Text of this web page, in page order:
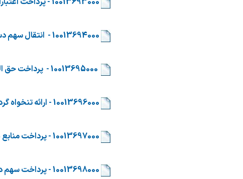
​ 10013694000 - انتقال سهم دستگاه های اجرایی از درآمد عمومی
​ 10013695000 - پرداخت حق الکشف کالا و ارز و استرداد وجوه اشتباه واریزی
​ 10013696000 - ارائه تنخواه گردان رد وجوه اضافی دریافتی (وجوه عمومی)
​ 10013697000 - پرداخت منابع هدفمندی یارانه ها (مدیریت منابع)
​ 10013698000 - پرداخت سهم درآمدی شرکت های دولتی